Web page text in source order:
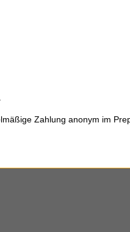
Zahlung anonym im